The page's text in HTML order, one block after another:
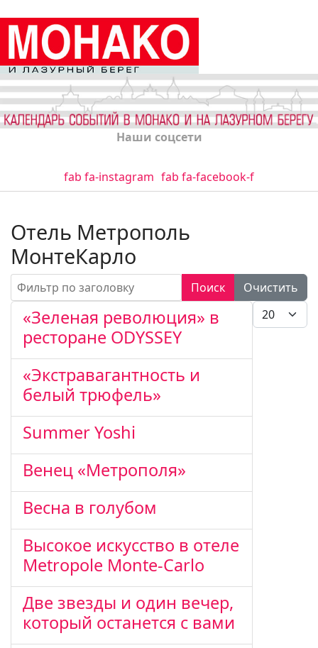
Наши соцсети
fab fa-instagram fab fa-facebook-f
Отель Метрополь
МонтеКарло
Фильтр по заголовку Поиск
Очистить
Кол-во
«Зеленая революция» в
ресторане ODYSSEY
«Экстравагантность и
белый трюфель»
Summer Yoshi
Венец «Метрополя»
Весна в голубом
Высокое искусство в отеле
Metropole Monte-Carlo
Две звезды и один вечер,
который останется с вами